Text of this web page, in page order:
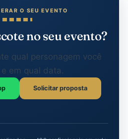
no seu evento?
qual personagem você
em qual data.
Solicitar proposta